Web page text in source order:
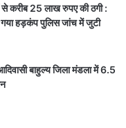
करीब 25 लाख रुपए की ठगी :
हड़कंप पुलिस जांच में जुटी
बाहुल्य जिला मंडला में 6.5